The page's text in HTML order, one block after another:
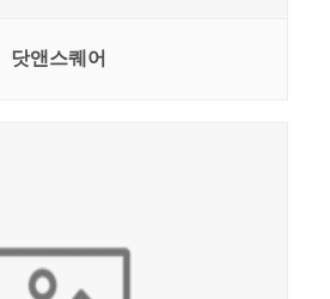
닷앤스퀘어